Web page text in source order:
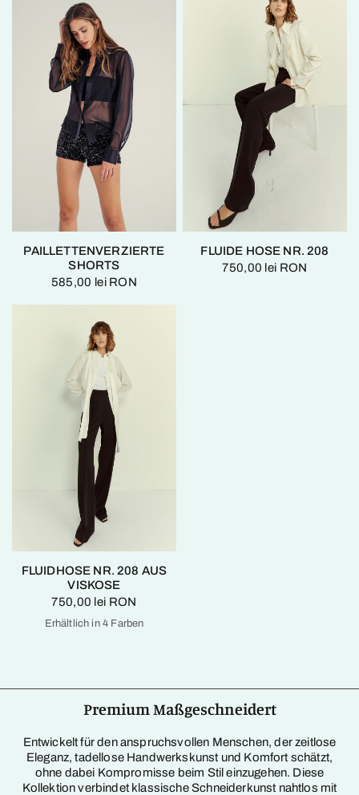
PAILLETTENVERZIERTE
SHORTS
585,00 lei RON
FLUIDE HOSE NR. 208
750,00 lei RON
FLUIDHOSE NR. 208 AUS
VISKOSE
750,00 lei RON
Tiefschwarz
Silberfiligran
Kreidebleich
Feuriges Rot
Erhältlich in 4 Farben
Premium Maßgeschneidert
Entwickelt für den anspruchsvollen Menschen, der zeitlose
Eleganz, tadellose Handwerkskunst und Komfort schätzt,
ohne dabei Kompromisse beim Stil einzugehen. Diese
Kollektion verbindet klassische Schneiderkunst nahtlos mit